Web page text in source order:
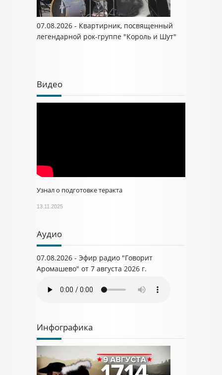
07.08.2026 - Квартирник, посвященный
легендарной рок-группе "Король и Шут"
Видео
Узнал о подготовке теракта
13.11.2025
Аудио
07.08.2026 - Эфир радио "Говорит
Аромашево" от 7 августа 2026 г.
Инфографика